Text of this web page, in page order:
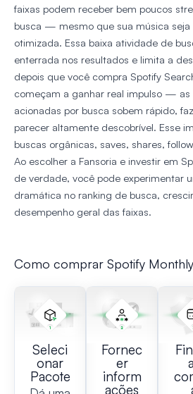
faixas podem receber bem poucos
busca — mesmo que sua música
otimizada. Essa baixa atividade de
enterrada nos resultados e limita a
depois que você compra Spotify
começam a ganhar real impulso — as
acionadas por busca sobem rápido,
parecer altamente descobrível. Esse
buscas orgânicas, saves, shares,
Ao escolher a Fansoria e investir em
de verdade, você pode experimentar
dramática no ranking de busca,
desempenho geral das faixas.
Como comprar Spotify
Seleci
onar
Pacote
Fornec
er
inform
ações